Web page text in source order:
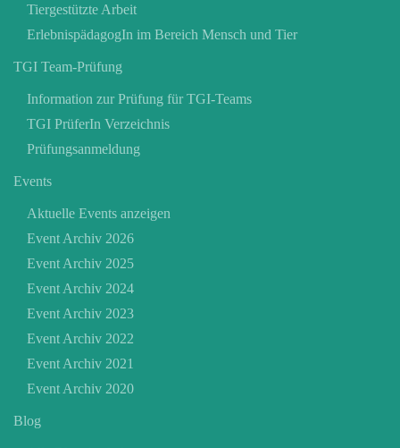
Tiergestützte Arbeit
ErlebnispädagogIn im Bereich Mensch und Tier
TGI Team-Prüfung
Information zur Prüfung für TGI-Teams
TGI PrüferIn Verzeichnis
Prüfungsanmeldung
Events
Aktuelle Events anzeigen
Event Archiv 2026
Event Archiv 2025
Event Archiv 2024
Event Archiv 2023
Event Archiv 2022
Event Archiv 2021
Event Archiv 2020
Blog